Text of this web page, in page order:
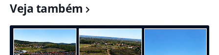
Veja também